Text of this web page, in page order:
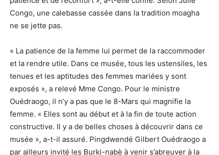
Congo, une calebasse cassée dans la tradition moagha
ne se jette pas.
« La patience de la femme lui permet de la raccommoder
et la rendre utile. Dans ce musée, tous les ustensiles, les
tenues et les aptitudes des femmes mariées y sont
exposés », a relevé Mme Congo. Pour le ministre
Ouédraogo, il n’y a pas que le 8-Mars qui magnifie la
femme. « Elles sont au début et à la fin de toute action
constructive. Il y a de belles choses à découvrir dans ce
musée », a-t-il assuré. Pingdwendé Gilbert Ouédraogo a
par ailleurs invité les Burki-nabè à venir s’abreuver à la